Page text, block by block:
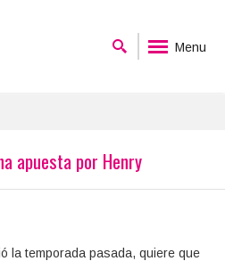
Menu
apuesta por Henry
la temporada pasada, quiere que